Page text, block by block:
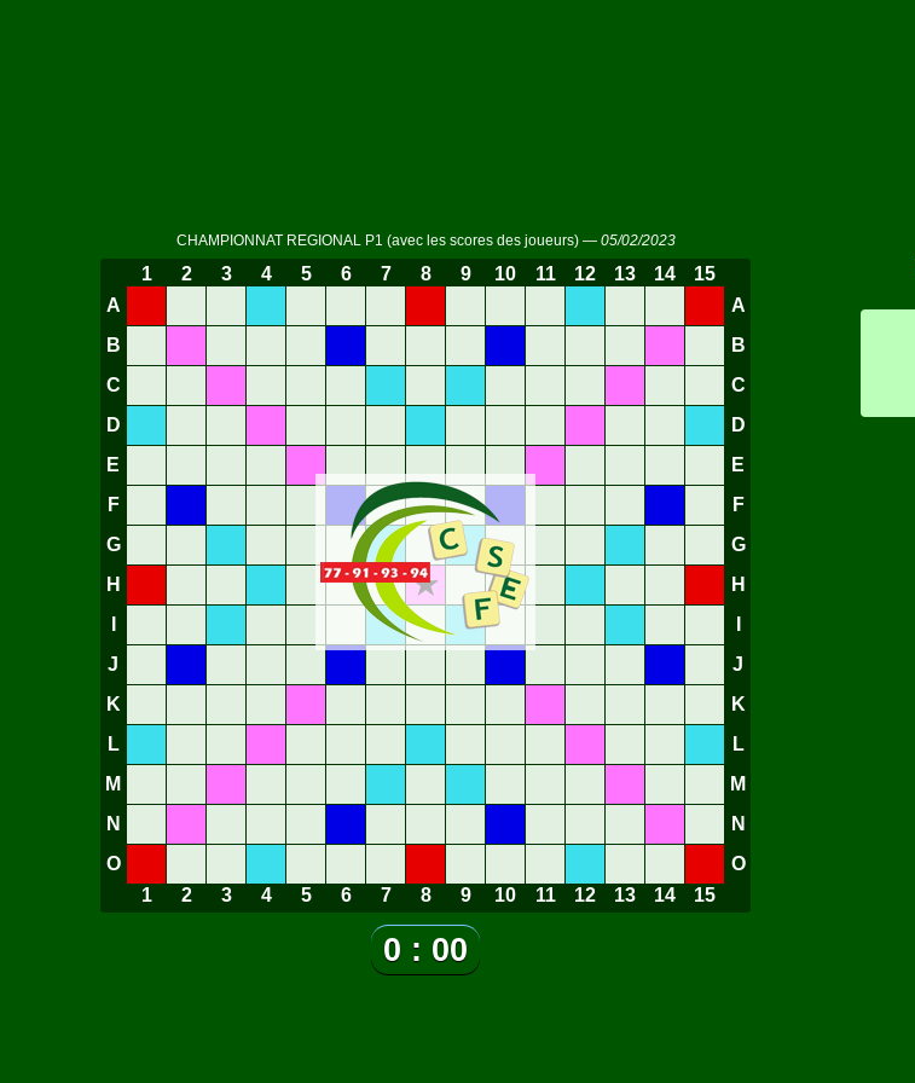
CHAMPIONNAT REGIONAL P1 (avec les scores des joueurs) — 05/02/2023
1 2 3 4 5 6 7 8 9 10 11 12 13 14
15
A
A
B
B
C
C
D
D
E
E
F
F
G
G
H
★
H
J
J
K
K
L
L
M
M
N
N
O
O
1
2 3 4 5 6 7 8 9 10 11 12 13 14 15
0 : 00